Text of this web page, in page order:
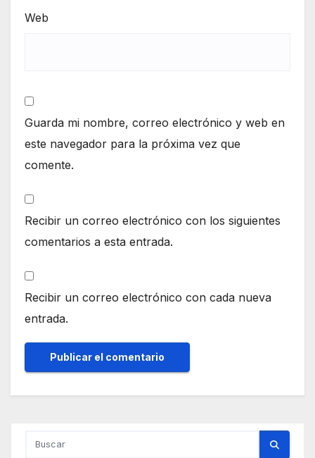
Web
Guarda mi nombre, correo electrónico y web en
este navegador para la próxima vez que
comente.
Recibir un correo electrónico con los siguientes
comentarios a esta entrada.
Recibir un correo electrónico con cada nueva
entrada.